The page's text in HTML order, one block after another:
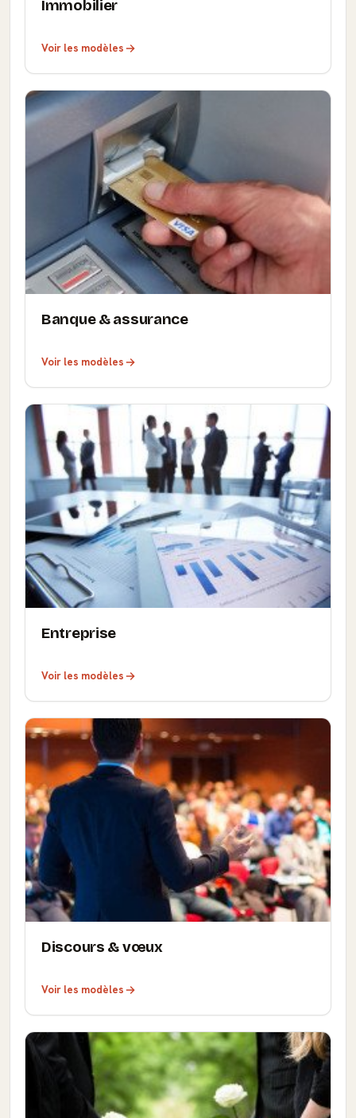
Immobilier
Voir les modèles
Banque & assurance
Voir les modèles
Entreprise
Voir les modèles
Discours & vœux
Voir les modèles